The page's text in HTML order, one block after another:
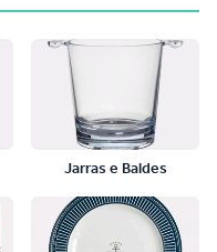
Jarras e Baldes